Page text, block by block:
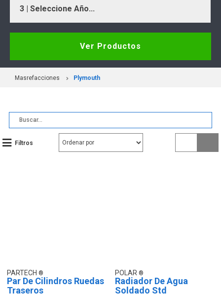
3 | Seleccione Año...
Ver Productos
Masrefacciones Plymouth
Filtros
PARTECH
Par De Cilindros Ruedas
Traseros
POLAR
Radiador De Agua
Soldado Std